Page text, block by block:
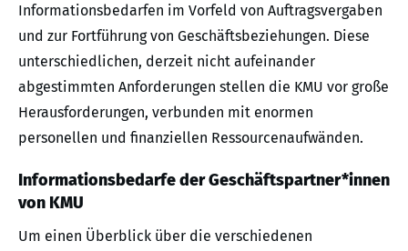
Informationsbedarfen im Vorfeld von Auftragsvergaben
und zur Fortführung von Geschäftsbeziehungen. Diese
unterschiedlichen, derzeit nicht aufeinander
abgestimmten Anforderungen stellen die KMU vor große
Herausforderungen, verbunden mit enormen
personellen und finanziellen Ressourcenaufwänden.
Informationsbedarfe der Geschäftspartner*innen
von KMU
Um einen Überblick über die verschiedenen